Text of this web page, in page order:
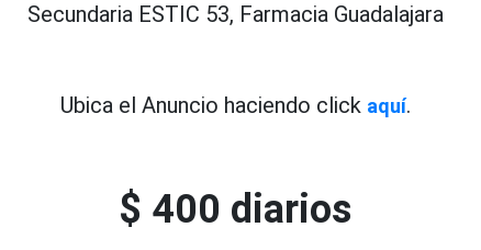
Secundaria ESTIC 53, Farmacia Guadalajara
Ubica el Anuncio haciendo click aquí.
$ 400 diarios